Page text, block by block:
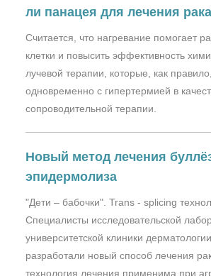
ли панацея для лечения
Считается, что нагревание помогает
клетки и повысить эффективность
лучевой терапии, которые, как
одновременно с гипертермией в
сопроводительной терапии.
Новый метод лечения
эпидермолиза
"Дети – бабочки". Trans - splicing
Специалисты исследовательской
университетской клиники
разработали новый способ лечения
технология лечения применима при